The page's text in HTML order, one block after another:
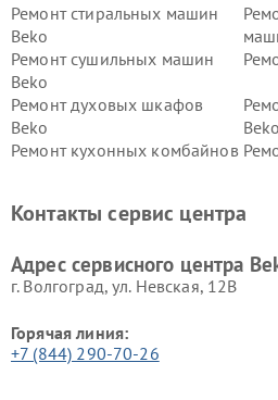
Ремонт стиральных машин
Beko
Ремонт сушильных машин
Beko
Ремонт духовых шкафов
Beko
Beko
Ремонт кухонных комбайнов
Ремонт холодильников Beko
Контакты сервис центра
Адрес сервисного центра
г. Волгоград, ул. Невская, 12В
Горячая линия:
+7 (844) 290-70-26